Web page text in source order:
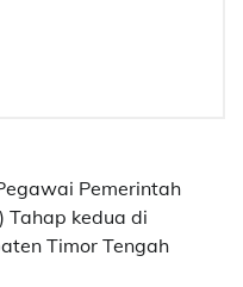
Pemerintah
Tahap kedua di
Timor Tengah